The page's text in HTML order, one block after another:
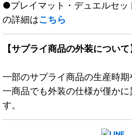
●プレイマット・デュエルセッ
の詳細はこちら
【サプライ商品の外装について
一部のサプライ商品の生産時
一商品でも外装の仕様が僅か
す。